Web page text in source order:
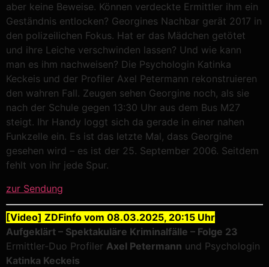
aber keine Beweise. Können verdeckte Ermittler ihm ein
Geständnis entlocken? Georgines Nachbar gerät 2017 in
den polizeilichen Fokus. Hat er das Mädchen getötet
und ihre Leiche verschwinden lassen? Und wie kann
man es ihm nachweisen? Die Psychologin Katinka
Keckeis und der Profiler Axel Petermann rekonstruieren
den wahren Fall. Zeugen sehen Georgine noch, als sie
nach der Schule gegen 13:30 Uhr aus dem Bus M27
steigt. Ihr Handy loggt sich da gerade in einer nahen
Funkzelle ein. Es ist das letzte Mal, dass Georgine
gesehen wird – es ist der 25. September 2006. Seitdem
fehlt von ihr jede Spur.
zur Sendung
[Video] ZDFinfo vom 08.03.2025, 20:15 Uhr
Aufgeklärt – Spektakuläre Kriminalfälle – Folge 23
Ermittler-Duo Profiler Axel Petermann und Psychologin
Katinka Keckeis